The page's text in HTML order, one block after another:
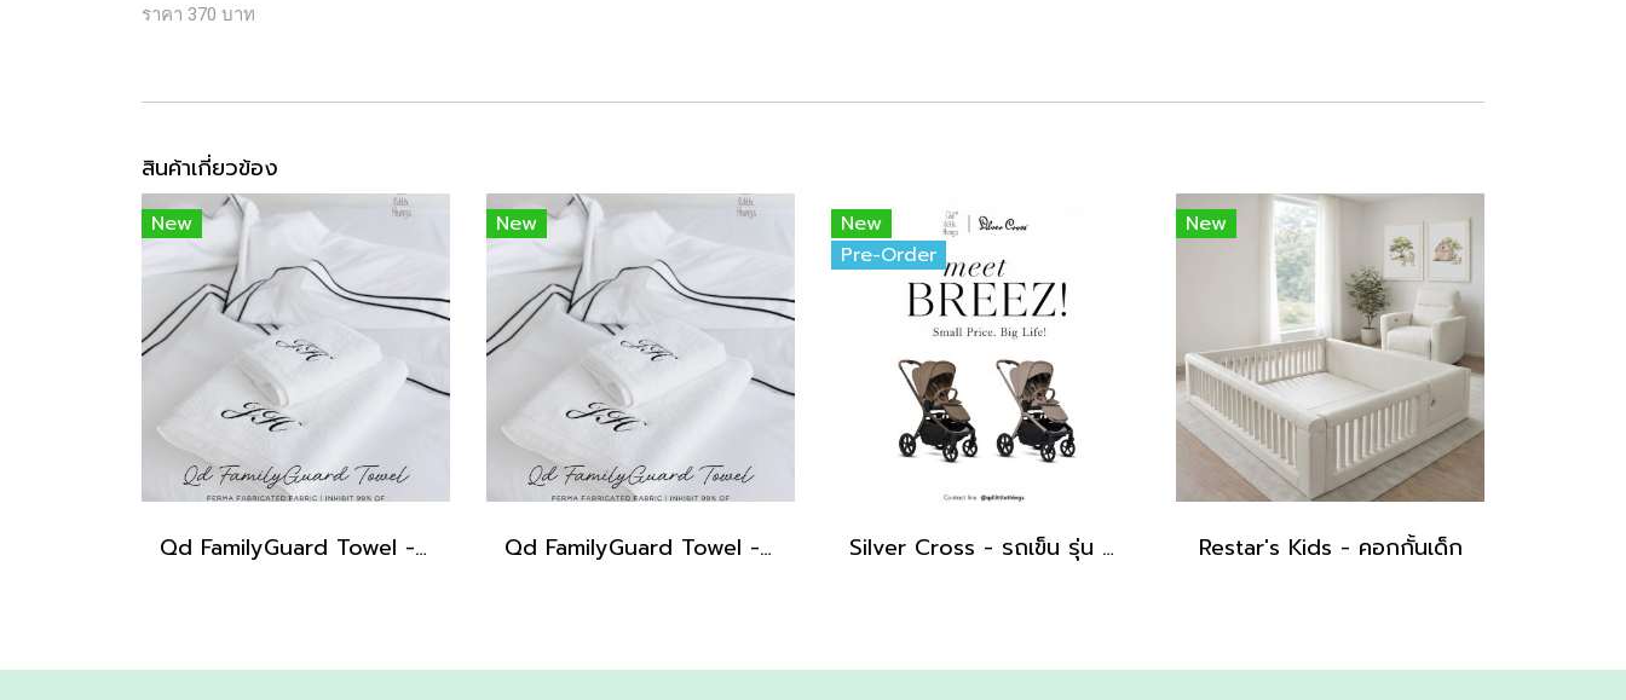
ราคา 370 บาท
สินค้าเกี่ยวข้อง
New
Qd FamilyGuard Towel - Big Size 70x140cm
New
Qd FamilyGuard Towel - Small Size 38x81cm
New
Pre-Order
Silver Cross - รถเข็น รุ่น Breez Pushchair
New
Restar's Kids - คอกกั้นเด็ก